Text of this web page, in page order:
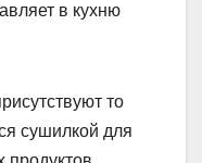
в кухню
то
сушилкой для